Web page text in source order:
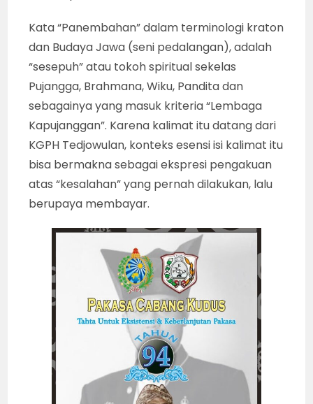
Kata “Panembahan” dalam terminologi kraton
dan Budaya Jawa (seni pedalangan), adalah
“sesepuh” atau tokoh spiritual sekelas
Pujangga, Brahmana, Wiku, Pandita dan
sebagainya yang masuk kriteria “Lembaga
Kapujanggan”. Karena kalimat itu datang dari
KGPH Tedjowulan, konteks esensi isi kalimat itu
bisa bermakna sebagai ekspresi pengakuan
atas “kesalahan” yang pernah dilakukan, lalu
berupaya membayar.